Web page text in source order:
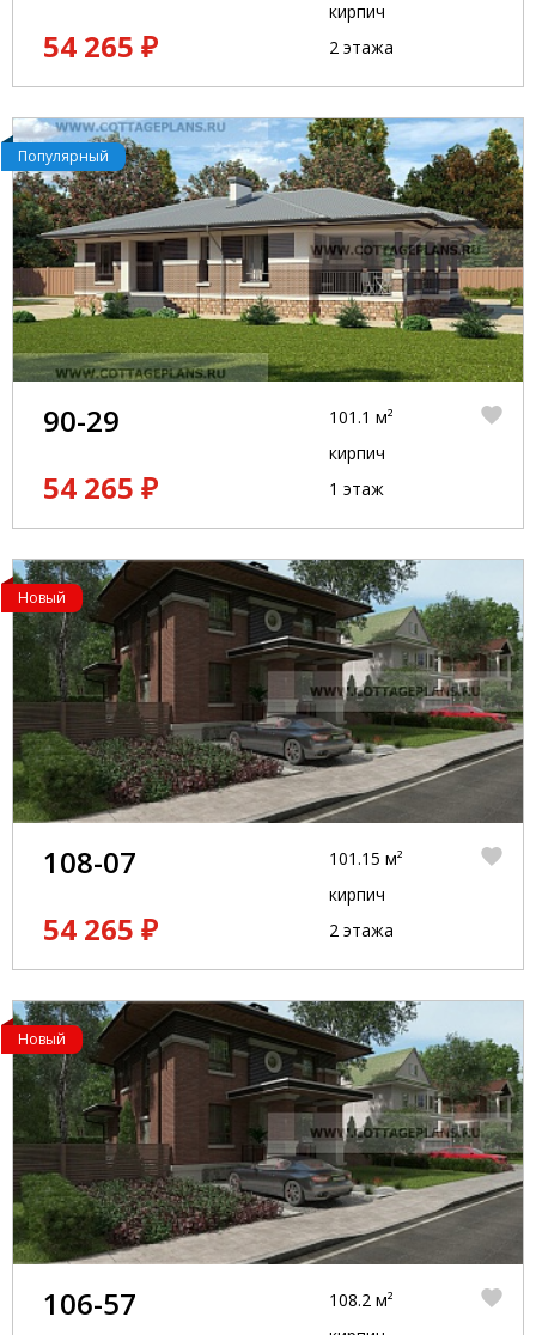
54 265 ₽
кирпич
2 этажа
Популярный
90-29
54 265 ₽
101.1 м²
кирпич
1 этаж
Новый
108-07
54 265 ₽
101.15 м²
кирпич
2 этажа
Новый
106-57
108.2 м²